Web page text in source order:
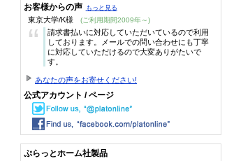
お客様からの声 もっと見る
東京大学/K様 (ご利用期間2009年～)
“
請求書払いに対応していただいているので利用
しております。メールでの問い合わせにも丁寧
に対応していただけるので大変ありがたいで
す。
あなたの声をお寄せください!
公式アカウント / ページ
ぷらっとホーム社製品